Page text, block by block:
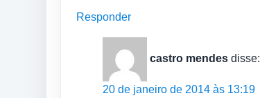
Responder
castro mendes disse:
20 de janeiro de 2014 às 13:19